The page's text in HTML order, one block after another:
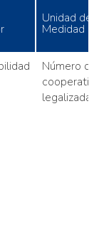
Unidad de
Medidad
Número de
legalizadas